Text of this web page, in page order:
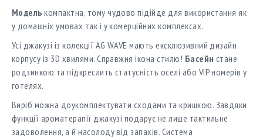
Модель компактна, тому чудово підійде для використання як
у домашніх умовах так і у комерційних комплексах.
Усі джакузі із колекції AG WAVE мають ексклюзивний дизайн
корпусу із 3D хвилями. Справжня ікона стилю! Басейн стане
родзинкою та підкреслить статусність оселі або VIP номерів у
готелях.
Виріб можна доукомплектувати сходами та кришкою. Завдяки
функції ароматерапії джакузі подарує не лише тактильне
задоволення, а й насолоду від запахів. Система